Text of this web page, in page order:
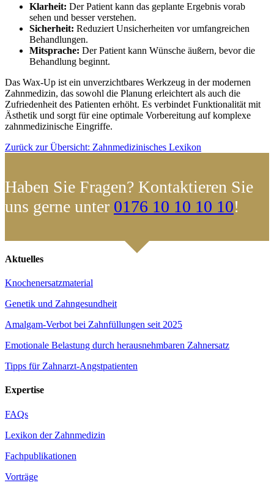
Klarheit: Der Patient kann das geplante Ergebnis vorab
sehen und besser verstehen.
Sicherheit: Reduziert Unsicherheiten vor umfangreichen
Behandlungen.
Mitsprache: Der Patient kann Wünsche äußern, bevor die
Behandlung beginnt.
Das Wax-Up ist ein unverzichtbares Werkzeug in der modernen
Zahnmedizin, das sowohl die Planung erleichtert als auch die
Zufriedenheit des Patienten erhöht. Es verbindet Funktionalität mit
Ästhetik und sorgt für eine optimale Vorbereitung auf komplexe
zahnmedizinische Eingriffe.
Zurück zur Übersicht: Zahnmedizinisches Lexikon
Haben Sie Fragen? Kontaktieren Sie
uns gerne unter 0176 10 10 10 10!
Aktuelles
Knochenersatzmaterial
Genetik und Zahngesundheit
Amalgam-Verbot bei Zahnfüllungen seit 2025
Emotionale Belastung durch herausnehmbaren Zahnersatz
Tipps für Zahnarzt-Angstpatienten
Expertise
FAQs
Lexikon der Zahnmedizin
Fachpublikationen
Vorträge